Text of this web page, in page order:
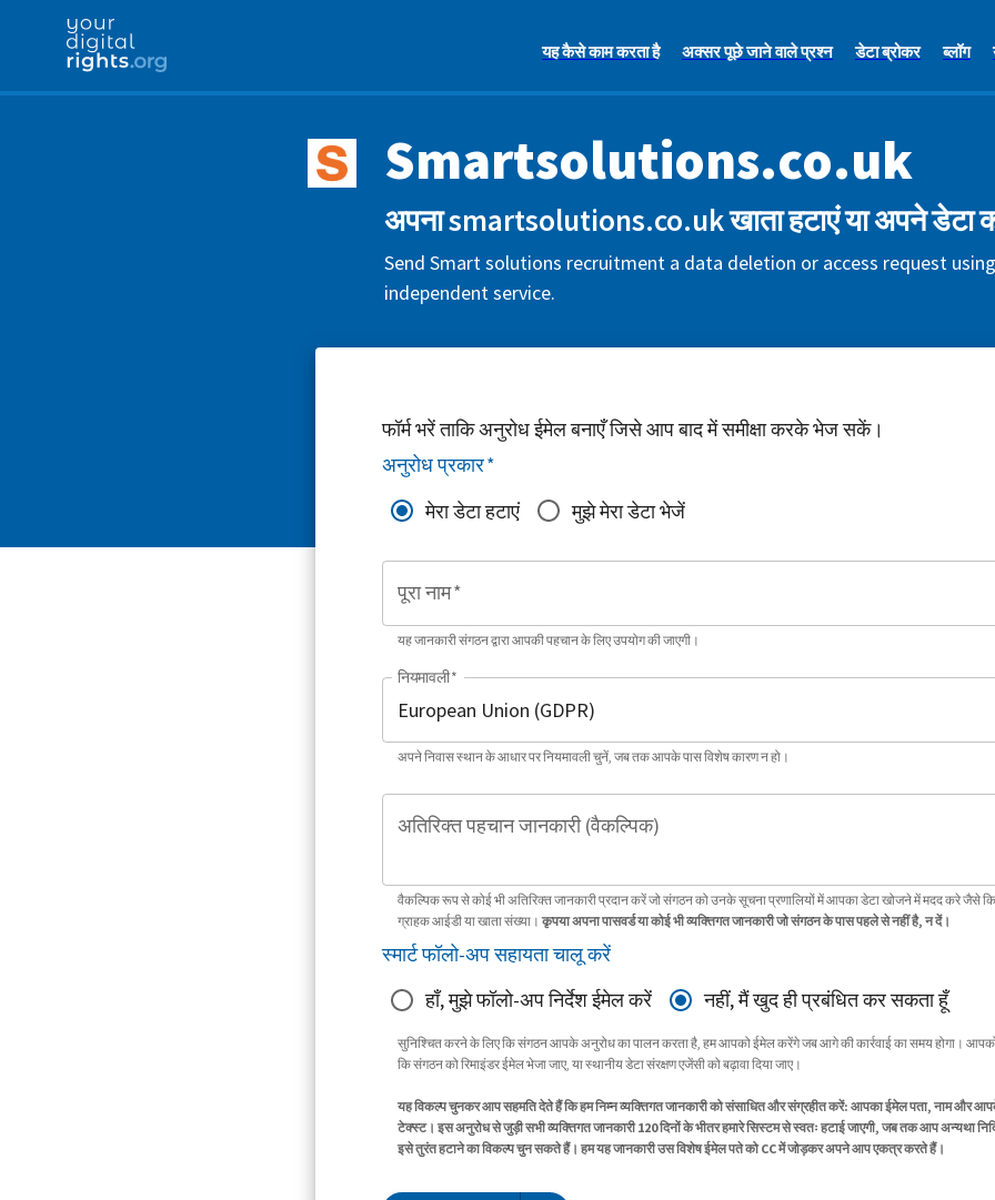
यह कैसे काम करता है अक्सर पूछे जाने वाले प्रश्न डेटा ब्रोकर ब्लॉग
Smartsolutions.co.uk
अपना smartsolutions.co.uk खाता हटाएं या अपने डेटा
Send Smart solutions recruitment a data deletion or access request
independent service.
फॉर्म भरें ताकि अनुरोध ईमेल बनाएँ जिसे आप बाद में समीक्षा करके भेज सकें।
अनुरोध प्रकार*
मेरा डेटा हटाएं
मुझे मेरा डेटा भेजें
पूरा नाम*
यह जानकारी संगठन द्वारा आपकी पहचान के लिए उपयोग की जाएगी।
नियमावली*
अपने निवास स्थान के आधार पर नियमावली चुनें, जब तक आपके पास विशेष कारण न हो।
अतिरिक्त पहचान जानकारी (वैकल्पिक)
वैकल्पिक रूप से कोई भी अतिरिक्त जानकारी प्रदान करें जो संगठन को उनके सूचना प्रणालियों में आपका डेटा खोजने में मदद करे जैसे कि
ग्राहक आईडी या खाता संख्या। कृपया अपना पासवर्ड या कोई भी व्यक्तिगत जानकारी जो संगठन के पास पहले से नहीं है, न दें।
स्मार्ट फॉलो-अप सहायता चालू करें
हाँ, मुझे फॉलो-अप निर्देश ईमेल करें
नहीं, मैं खुद ही प्रबंधित कर सकता हूँ
सुनिश्चित करने के लिए कि संगठन आपके अनुरोध का पालन करता है, हम आपको ईमेल करेंगे जब आगे की कार्रवाई का समय होगा। आपको
कि संगठन को रिमाइंडर ईमेल भेजा जाए, या स्थानीय डेटा संरक्षण एजेंसी को बढ़ावा दिया जाए।
यह विकल्प चुनकर आप सहमति देते हैं कि हम निम्न व्यक्तिगत जानकारी को संसाधित और संग्रहीत करें: आपका ईमेल पता, नाम और
टेक्स्ट। इस अनुरोध से जुड़ी सभी व्यक्तिगत जानकारी 120 दिनों के भीतर हमारे सिस्टम से स्वतः हटाई जाएगी, जब तक आप अन्यथा
इसे तुरंत हटाने का विकल्प चुन सकते हैं। हम यह जानकारी उस विशेष ईमेल पते को CC में जोड़कर अपने आप एकत्र करते हैं।